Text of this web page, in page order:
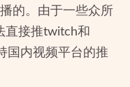
的。由于一些众所
直接推twitch和
国内视频平台的推